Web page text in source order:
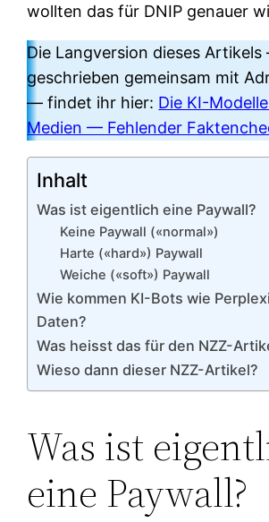
wollten das für DNIP genauer
Die Langversion dieses
geschrieben gemeinsam mit
— findet ihr hier: Die KI-
Medien — Fehlender
Inhalt
Was ist eigentlich eine Paywall?
Keine Paywall («normal»)
Harte («hard») Paywall
Weiche («soft») Paywall
Wie kommen KI-Bots wie
Daten?
Was heisst das für den NZZ-
Wieso dann dieser NZZ-Artikel?
Was ist
eine Paywall?